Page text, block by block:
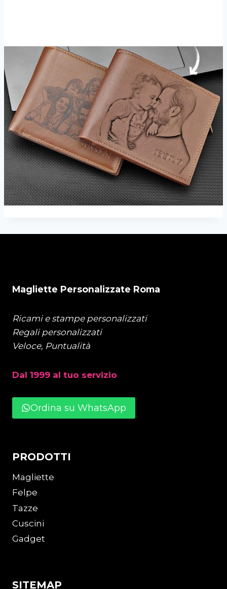
Magliette Personalizzate Roma
Ricami e stampe personalizzati
Regali personalizzati
Veloce, Puntualità
Dal 1999 al tuo servizio
Ordina su WhatsApp
PRODOTTI
Magliette
Felpe
Tazze
Cuscini
Gadget
SITEMAP